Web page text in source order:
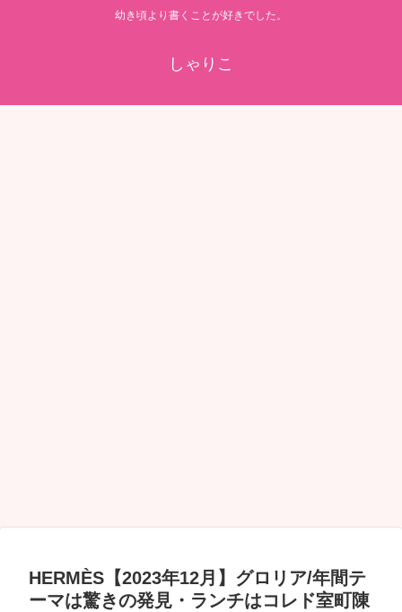
幼き頃より書くことが好きでした。
しゃりこ
HERMÈS【2023年12月】グロリア/年間テ
ーマは驚きの発見・ランチはコレド室町陳